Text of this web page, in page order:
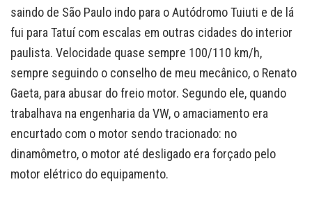
saindo de São Paulo indo para o Autódromo Tuiuti e de lá
fui para Tatuí com escalas em outras cidades do interior
paulista. Velocidade quase sempre 100/110 km/h,
sempre seguindo o conselho de meu mecânico, o Renato
Gaeta, para abusar do freio motor. Segundo ele, quando
trabalhava na engenharia da VW, o amaciamento era
encurtado com o motor sendo tracionado: no
dinamômetro, o motor até desligado era forçado pelo
motor elétrico do equipamento.